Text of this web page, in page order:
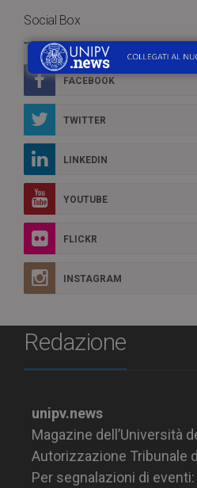
Social Box
FACEBOOK
TWITTER
LINKEDIN
YOUTUBE
FLICKR
INSTAGRAM
Redazione
unipv.news
Magazine dell’Università
Autorizzazione Tribunale
Per segnalazioni di eventi: